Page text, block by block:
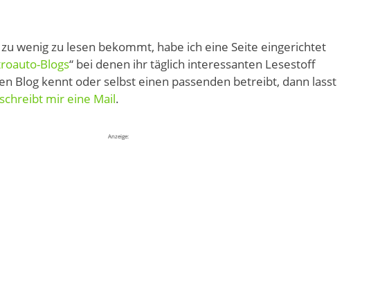
wenig zu lesen bekommt, habe ich eine Seite eingerichtet
Blogs“ bei denen ihr täglich interessanten Lesestoff
Blog kennt oder selbst einen passenden betreibt, dann lasst
schreibt mir eine Mail.
Anzeige: